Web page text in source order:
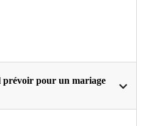
prévoir pour un mariage